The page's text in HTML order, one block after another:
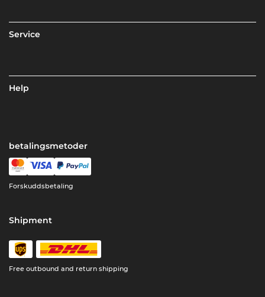
Service
Help
betalingsmetoder
Forskuddsbetaling
Shipment
Free outbound and return shipping